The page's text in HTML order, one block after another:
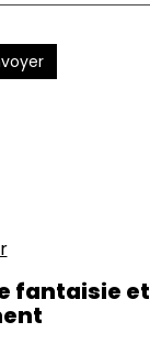
fantaisie et